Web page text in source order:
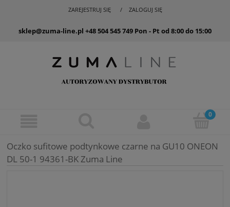
ZAREJESTRUJ SIĘ ZALOGUJ SIĘ
sklep@zuma-line.pl +48 504 545 749 Pon - Pt od 8:00 do 15:00
Oczko sufitowe podtynkowe czarne na GU10 ONEON
DL 50-1 94361-BK Zuma Line